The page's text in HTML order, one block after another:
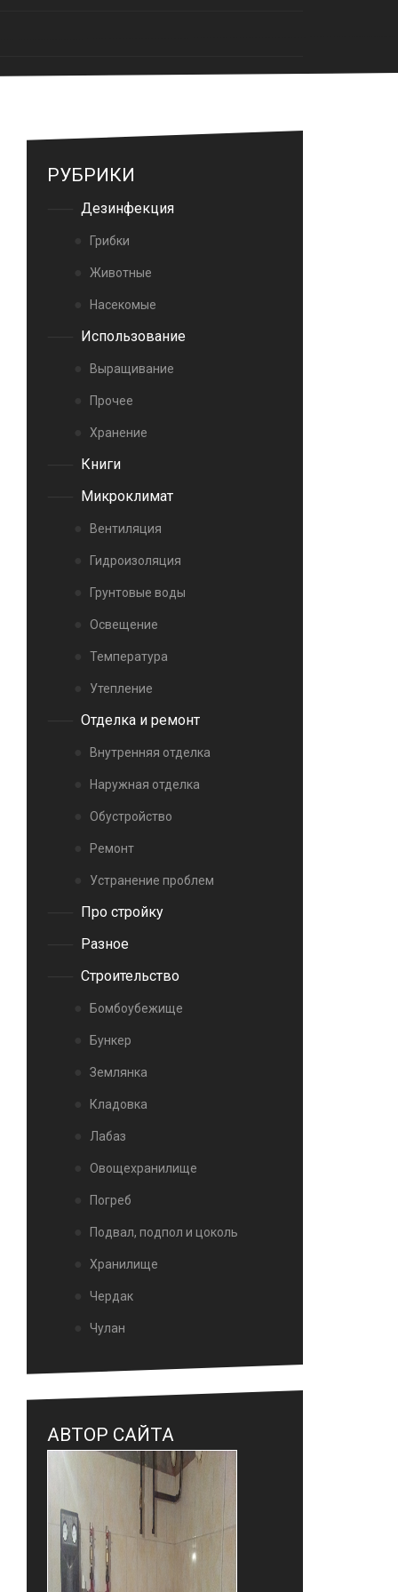
РУБРИКИ
Дезинфекция
Грибки
Животные
Насекомые
Использование
Выращивание
Прочее
Хранение
Книги
Микроклимат
Вентиляция
Гидроизоляция
Грунтовые воды
Освещение
Температура
Утепление
Отделка и ремонт
Внутренняя отделка
Наружная отделка
Обустройство
Ремонт
Устранение проблем
Про стройку
Разное
Строительство
Бомбоубежище
Бункер
Землянка
Кладовка
Лабаз
Овощехранилище
Погреб
Подвал, подпол и цоколь
Хранилище
Чердак
Чулан
АВТОР САЙТА